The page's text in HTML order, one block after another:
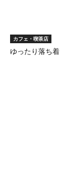
カフェ・喫茶店
ゆったり落ち